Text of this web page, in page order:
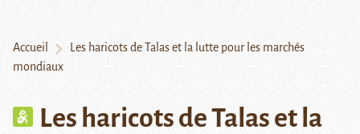
Accueil
Les haricots de Talas et la lutte pour les marchés
mondiaux
Les haricots de Talas et la